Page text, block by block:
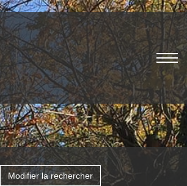
Modifier la rechercher